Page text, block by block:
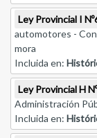
Ley Provincial I
automotores -
mora
Incluida en:
Ley Provincial H
Administración
Incluida en: